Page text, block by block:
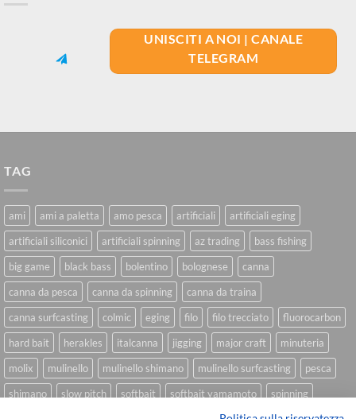
UNISCITI A NOI | CANALE
TELEGRAM
TAG
ami ami a paletta amo pesca artificiali
artificiali eging
artificiali siliconici
artificiali spinning az trading
bass fishing
big game
black bass bolentino bolognese
canna
canna da pesca
canna da spinning
canna da traina
canna surfcasting
colmic eging filo filo trecciato
fluorocarbon
hard bait
herakles italcanna jigging major craft
minuteria
molix
mulinello mulinello shimano mulinello surfcasting
pesca
shimano
slow pitch softbait softbait yamamoto
spinning